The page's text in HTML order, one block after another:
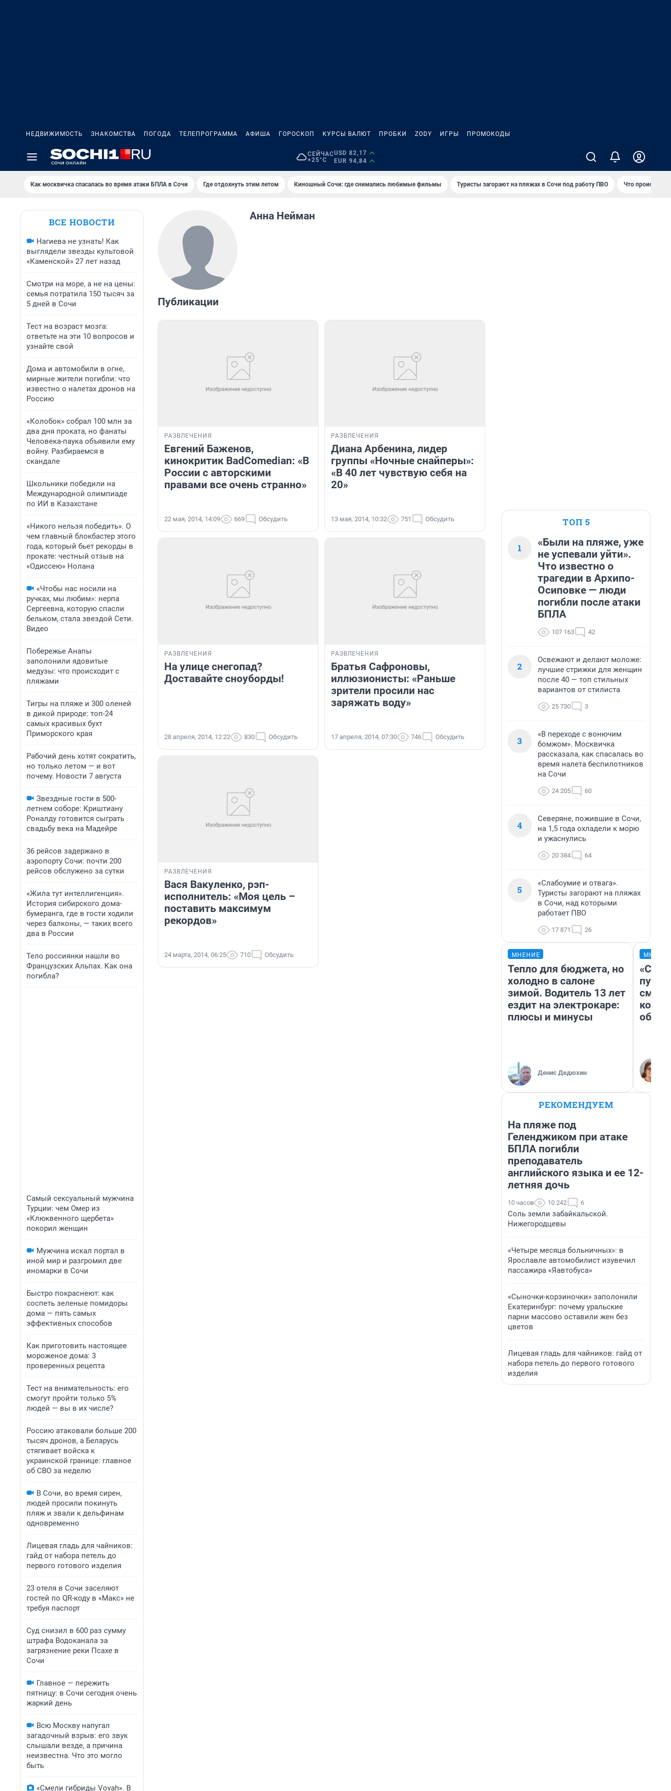
НЕДВИЖИМОСТЬ ЗНАКОМСТВА ПОГОДА ТЕЛЕПРОГРАММА АФИША ГОРОСКОП КУРСЫ ВАЛЮТ ПРОБКИ ZODY ИГРЫ ПРОМОКОДЫ
СЕЙЧАС
+25°C
USD 82,17
EUR 94,84
Как москвичка спасалась во время атаки БПЛА в Сочи Где отдохнуть этим летом Киношный Сочи: где снимались любимые фильмы Туристы загорают на пляжах в Сочи под работу ПВО Что происходит
ВСЕ НОВОСТИ
Нагиева не узнать! Как
выглядели звезды культовой
«Каменской» 27 лет назад
Смотри на море, а не на цены:
семья потратила 150 тысяч за
5 дней в Сочи
Тест на возраст мозга:
ответьте на эти 10 вопросов и
узнайте свой
Дома и автомобили в огне,
мирные жители погибли: что
известно о налетах дронов на
Россию
«Колобок» собрал 100 млн за
два дня проката, но фанаты
Человека-паука объявили ему
войну. Разбираемся в
скандале
Школьники победили на
Международной олимпиаде
по ИИ в Казахстане
«Никого нельзя победить». О
чем главный блокбастер этого
года, который бьет рекорды в
прокате: честный отзыв на
«Одиссею» Нолана
«Чтобы нас носили на
ручках, мы любим»: нерпа
Сергеевна, которую спасли
бельком, стала звездой Сети.
Видео
Побережье Анапы
заполонили ядовитые
медузы: что происходит с
пляжами
Тигры на пляже и 300 оленей
в дикой природе: топ-24
самых красивых бухт
Приморского края
Рабочий день хотят сократить,
но только летом — и вот
почему. Новости 7 августа
Звездные гости в 500-
летнем соборе: Криштиану
Роналду готовится сыграть
свадьбу века на Мадейре
36 рейсов задержано в
аэропорту Сочи: почти 200
рейсов обслужено за сутки
«Жила тут интеллигенция».
История сибирского дома-
бумеранга, где в гости ходили
через балконы, — таких всего
два в России
Тело россиянки нашли во
Французских Альпах. Как она
погибла?
Самый сексуальный мужчина
Турции: чем Омер из
«Клюквенного щербета»
покорил женщин
Мужчина искал портал в
иной мир и разгромил две
иномарки в Сочи
Быстро покраснеют: как
соспеть зеленые помидоры
дома — пять самых
эффективных способов
Как приготовить настоящее
мороженое дома: 3
проверенных рецепта
Тест на внимательность: его
смогут пройти только 5%
людей — вы в их числе?
Россию атаковали больше 200
тысяч дронов, а Беларусь
стягивает войска к
украинской границе: главное
об СВО за неделю
В Сочи, во время сирен,
людей просили покинуть
пляж и звали к дельфинам
одновременно
Лицевая гладь для чайников:
гайд от набора петель до
первого готового изделия
23 отеля в Сочи заселяют
гостей по QR-коду в «Макс» не
требуя паспорт
Суд снизил в 600 раз сумму
штрафа Водоканала за
загрязнение реки Псахе в
Сочи
Главное — пережить
пятницу: в Сочи сегодня очень
жаркий день
Всю Москву напугал
загадочный взрыв: его звук
слышали везде, а причина
неизвестна. Что это могло
быть
«Смели гибриды Voyah». В
Анна Нейман
Публикации
РАЗВЛЕЧЕНИЯ
Евгений Баженов,
кинокритик BadComedian: «В
России с авторскими
правами все очень странно»
22 мая, 2014, 14:09 669 Обсудить
РАЗВЛЕЧЕНИЯ
Диана Арбенина, лидер
группы «Ночные снайперы»:
«В 40 лет чувствую себя на
20»
13 мая, 2014, 10:32 751 Обсудить
РАЗВЛЕЧЕНИЯ
На улице снегопад?
Доставайте сноуборды!
28 апреля, 2014, 12:22 830 Обсудить
РАЗВЛЕЧЕНИЯ
Братья Сафроновы,
иллюзионисты: «Раньше
зрители просили нас
заряжать воду»
17 апреля, 2014, 07:30 746 Обсудить
РАЗВЛЕЧЕНИЯ
Вася Вакуленко, рэп-
исполнитель: «Моя цель –
поставить максимум
рекордов»
24 марта, 2014, 06:25 710 Обсудить
ТОП 5
1
«Были на пляже, уже
не успевали уйти».
Что известно о
трагедии в Архипо-
Осиповке — люди
погибли после атаки
БПЛА
107 163 42
2
Освежают и делают моложе:
лучшие стрижки для женщин
после 40 — топ стильных
вариантов от стилиста
25 730 3
3
«В переходе с вонючим
бомжом». Москвичка
рассказала, как спасалась во
время налета беспилотников
на Сочи
24 205 60
4
Северяне, пожившие в Сочи,
на 1,5 года охладели к морю
и ужаснулись
20 384 64
5
«Слабоумие и отвага».
Туристы загорают на пляжах
в Сочи, над которыми
работает ПВО
17 871 26
МНЕНИЕ
Тепло для бюджета, но
холодно в салоне
зимой. Водитель 13 лет
ездит на электрокаре:
плюсы и минусы
Денис Дедюхин
РЕКОМЕНДУЕМ
На пляже под
Геленджиком при атаке
БПЛА погибли
преподаватель
английского языка и ее 12-
летняя дочь
10 часов 10 242 6
Соль земли забайкальской.
Нижегородцевы
«Четыре месяца больничных»: в
Ярославле автомобилист изувечил
пассажира «Яавтобуса»
«Сыночки-корзиночки» заполонили
Екатеринбург: почему уральские
парни массово оставили жен без
цветов
Лицевая гладь для чайников: гайд от
набора петель до первого готового
изделия